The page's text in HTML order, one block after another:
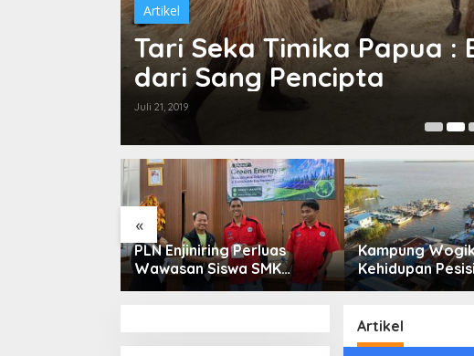
Artikel
Tari Seka Timika Papua :
dari Sang Pencipta
Juli 21, 2019
«
PLN Enjiniring Perluas
Wawasan Siswa SMK
tentang Tantangan
Kampung
Kehidupan
Selatan Papua
Keterbatasan
Artikel